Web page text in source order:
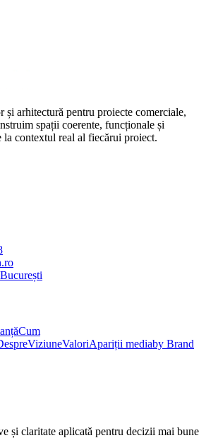
și arhitectură pentru proiecte comerciale,
spații coerente, funcționale și
contextul real al fiecărui proiect.
Cum
ViziuneValoriApariții mediaby Brand
și claritate aplicată pentru decizii mai bune